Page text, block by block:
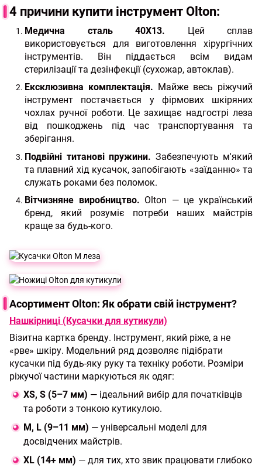
4 причини купити інструмент Olton:
Медична сталь 40Х13. Цей сплав
використовується для виготовлення хірургічних
інструментів. Він піддається всім видам
стерилізації та дезінфекції (сухожар, автоклав).
Ексклюзивна комплектація. Майже весь ріжучий
інструмент постачається у фірмових шкіряних
чохлах ручної роботи. Це захищає надгострі леза
від пошкоджень під час транспортування та
зберігання.
Подвійні титанові пружини. Забезпечують м'який
та плавний хід кусачок, запобігають «заїданню» та
служать роками без поломок.
Вітчизняне виробництво. Olton — це український
бренд, який розуміє потреби наших майстрів
краще за будь-кого.
Асортимент Olton: Як обрати свій інструмент?
Нашкірниці (Кусачки для кутикули)
Візитна картка бренду. Інструмент, який ріже, а не
«рве» шкіру. Модельний ряд дозволяє підібрати
кусачки під будь-яку руку та техніку роботи. Розміри
ріжучої частини маркуються як одяг:
XS, S (5–7 мм) — ідеальний вибір для початківців
та роботи з тонкою кутикулою.
M, L (9–11 мм) — універсальні моделі для
досвідчених майстрів.
XL (14+ мм) — для тих, хто звик працювати глибоко